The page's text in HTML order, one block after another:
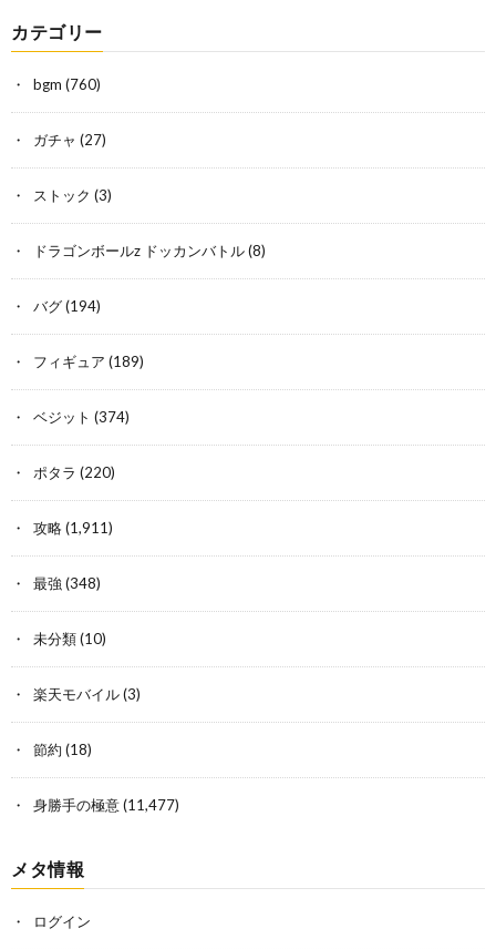
カテゴリー
bgm (760)
ガチャ (27)
ストック (3)
ドラゴンボールz ドッカンバトル(8)
バグ(194)
フィギュア (189)
ベジット (374)
ポタラ (220)
攻略(1,911)
最強 (348)
未分類(10)
楽天モバイル(3)
節約 (18)
身勝手の極意(11,477)
メタ情報
ログイン